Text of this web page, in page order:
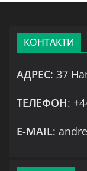
КОНТАКТИ
АДРЕС: 37
ТЕЛЕФОН:
Е-MAIL: